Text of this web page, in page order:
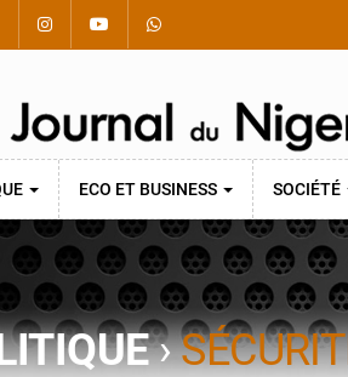
ECO ET BUSINESS SOCIÉTÉ
›